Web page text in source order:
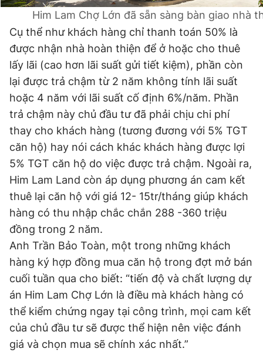
Him Lam Chợ Lớn đã sẵn sàng bàn giao nhà
Cụ thể như khách hàng chỉ thanh toán 50% là
được nhận nhà hoàn thiện để ở hoặc cho thuê
lấy lãi (cao hơn lãi suất gửi tiết kiệm), phần còn
lại được trả chậm từ 2 năm không tính lãi suất
hoặc 4 năm với lãi suất cố định 6%/năm. Phần
trả chậm này chủ đầu tư đã phải chịu chi phí
thay cho khách hàng (tương đương với 5% TGT
căn hộ) hay nói cách khác khách hàng được lợi
5% TGT căn hộ do việc được trả chậm. Ngoài ra,
Him Lam Land còn áp dụng phương án cam kết
thuê lại căn hộ với giá 12- 15tr/tháng giúp khách
hàng có thu nhập chắc chắn 288 -360 triệu
đồng trong 2 năm.
Anh Trần Bảo Toàn, một trong những khách
hàng ký hợp đồng mua căn hộ trong đợt mở bán
cuối tuần qua cho biết: “tiến độ và chất lượng dự
án Him Lam Chợ Lớn là điều mà khách hàng có
thể kiểm chứng ngay tại công trình, mọi cam kết
của chủ đầu tư sẽ được thể hiện nên việc đánh
giá và chọn mua sẽ chính xác nhất.”